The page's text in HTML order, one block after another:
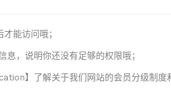
能访问哦；
，说明你还没有足够的权限哦；
】了解关于我们网站的会员分级制度